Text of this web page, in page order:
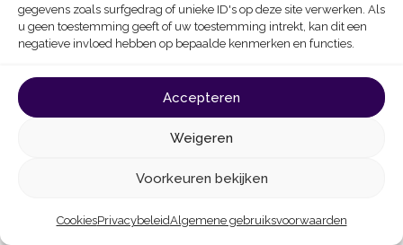
gegevens zoals surfgedrag of unieke ID's op deze site verwerken. Als
u geen toestemming geeft of uw toestemming intrekt, kan dit een
negatieve invloed hebben op bepaalde kenmerken en functies.
Accepteren
Weigeren
Voorkeuren bekijken
CookiesPrivacybeleidAlgemene gebruiksvoorwaarden
Zijn alkalische componenten (in het cement)
neutraliseren geleidelijk de zuurtegraad van het water.
watertemperatuur.
vanwege zijn gewicht en/of het beperkte keuzeaanbod.
Zo kan de installatie op een binnenplaats ingewikkeld